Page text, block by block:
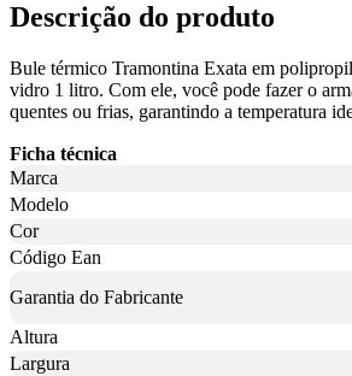
Descrição do produto
Bule térmico Tramontina Exata em
vidro 1 litro. Com ele, você pode fazer o
quentes ou frias, garantindo a temperatura
Ficha técnica
Marca
Modelo
Cor
Código Ean
Garantia do Fabricante
Altura
Largura